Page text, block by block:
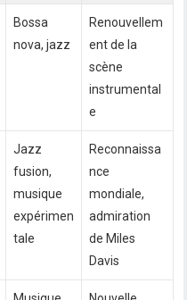
Bossa
nova, jazz
Renouvellem
ent de la
scène
instrumental
e
Jazz
fusion,
musique
expérimen
tale
Reconnaissa
nce
mondiale,
admiration
de Miles
Davis